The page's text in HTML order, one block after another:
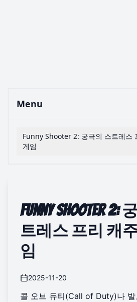
Menu
Funny Shooter 2: 궁극의 스트레스
게임
Funny Shooter 2:
트레스 프리 캐주
임
2025-11-20
콜 오브 듀티(Call of Duty)나